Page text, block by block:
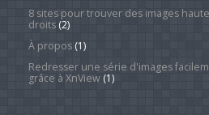
8 sites pour trouver des images
droits(2)
À propos(1)
Redresser une série d'images
grâce à XnView(1)